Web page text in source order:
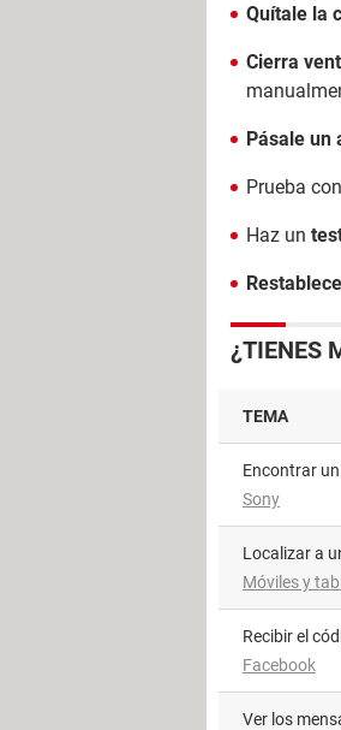
Quítale la
Cierra
Pásale un
Prueba con
Haz un
¿TIENES
TEMA
Encontrar
Sony
Localizar a
Móviles y
Recibir el
Facebook
Ver los